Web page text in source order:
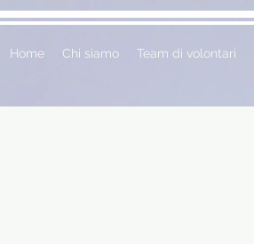
Home Chi siamo Team di volontari